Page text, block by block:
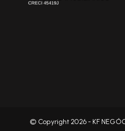
© Copyright 2026 - KF